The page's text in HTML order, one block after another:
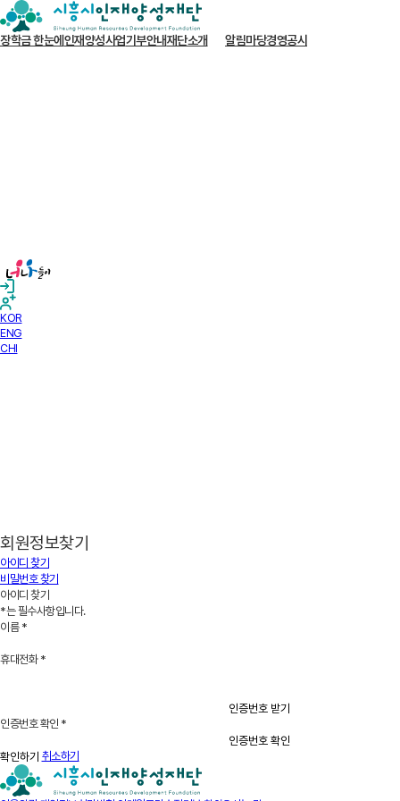
장학금 한눈에 인재양성사업기부안내재단소개 알림마당경영공시
KOR
ENG
CHI
회원정보찾기
아이디 찾기
비밀번호 찾기
아이디 찾기
*는 필수사항입니다.
이름 *
휴대전화 *
인증번호 받기
인증번호 확인 *
인증번호 확인
확인하기 취소하기